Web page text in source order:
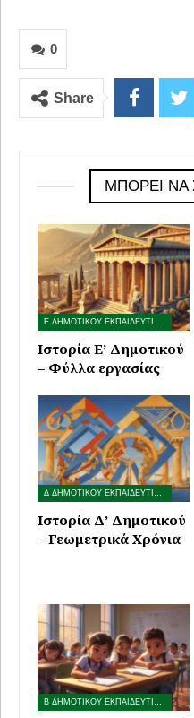
0
Share
ΜΠΟΡΕΊ ΝΑ
Ιστορία Ε’ Δημοτικού
– Φύλλα εργασίας
Ιστορία Δ’ Δημοτικού
– Γεωμετρικά Χρόνια